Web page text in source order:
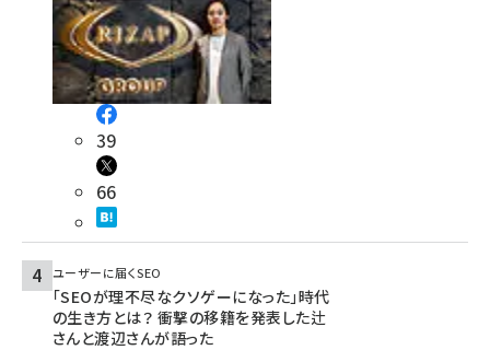
39
66
ユーザーに届くSEO
「SEOが理不尽なクソゲーになった」時代
の生き方とは？ 衝撃の移籍を発表した辻
さんと渡辺さんが語った